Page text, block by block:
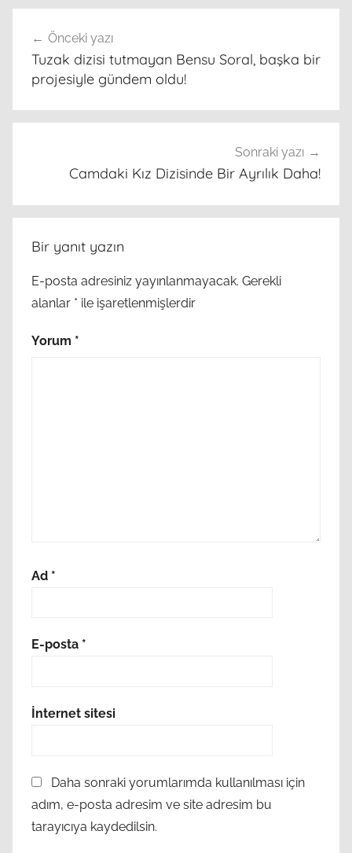
gezinmesi
Önceki yazı
Tuzak dizisi tutmayan Bensu Soral, başka bir
projesiyle gündem oldu!
Sonraki yazı
Camdaki Kız Dizisinde Bir Ayrılık Daha!
Bir yanıt yazın
E-posta adresiniz yayınlanmayacak. Gerekli
alanlar * ile işaretlenmişlerdir
Yorum *
Ad *
E-posta *
İnternet sitesi
Daha sonraki yorumlarımda kullanılması için
adım, e-posta adresim ve site adresim bu
tarayıcıya kaydedilsin.